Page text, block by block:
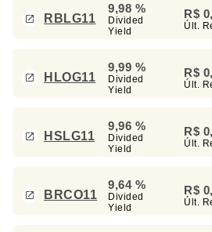
RBLG11
9,98 %
Divided
Yield
R$
Últ.
HLOG11
9,99 %
Divided
Yield
R$
Últ.
HSLG11
9,96 %
Divided
Yield
R$
Últ.
BRCO11
9,64 %
Divided
Yield
R$
Últ.